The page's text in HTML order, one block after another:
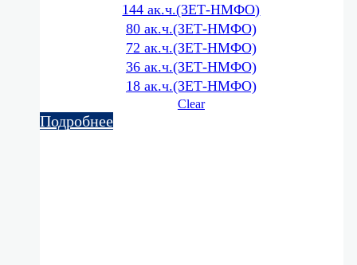
144 ак.ч.(ЗЕТ-НМФО)
80 ак.ч.(ЗЕТ-НМФО)
72 ак.ч.(ЗЕТ-НМФО)
36 ак.ч.(ЗЕТ-НМФО)
18 ак.ч.(ЗЕТ-НМФО)
Clear
Подробнее